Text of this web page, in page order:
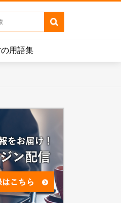
用語集